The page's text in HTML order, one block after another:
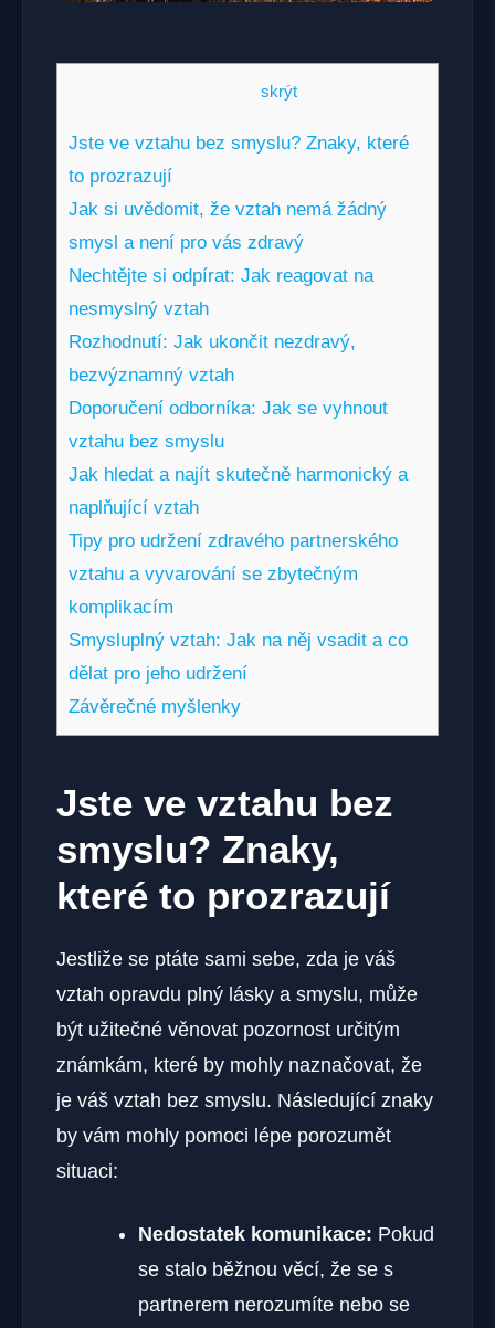
skrýt]
Jste ve vztahu bez smyslu? Znaky, které
to prozrazují
Jak si uvědomit, že vztah nemá žádný
smysl a není pro vás zdravý
Nechtějte si odpírat: Jak reagovat na
nesmyslný vztah
Rozhodnutí: Jak ukončit nezdravý,
bezvýznamný vztah
Doporučení odborníka: Jak se vyhnout
vztahu bez smyslu
Jak hledat a najít skutečně harmonický a
naplňující vztah
Tipy pro udržení zdravého partnerského
vztahu a vyvarování se zbytečným
komplikacím
Smysluplný vztah: Jak na něj vsadit a co
dělat pro jeho udržení
Závěrečné myšlenky
Jste ve vztahu bez
smyslu? Znaky,
které to prozrazují
Jestliže se ptáte sami sebe, zda je váš
vztah opravdu plný lásky a smyslu, může
být užitečné věnovat pozornost určitým
známkám, které by mohly naznačovat, že
je váš vztah bez smyslu. Následující znaky
by vám mohly pomoci lépe porozumět
situaci:
Nedostatek komunikace: Pokud
se stalo běžnou věcí, že se s
partnerem nerozumíte nebo se